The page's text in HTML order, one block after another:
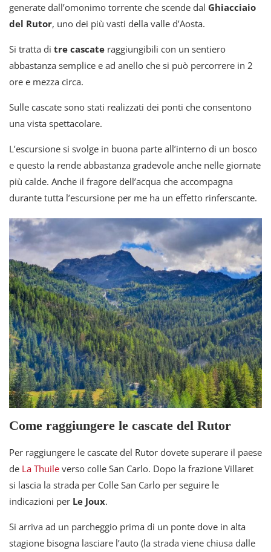
generate dall’omonimo torrente che scende dal Ghiacciaio
del Rutor, uno dei più vasti della valle d’Aosta.
Si tratta di tre cascate raggiungibili con un sentiero
abbastanza semplice e ad anello che si può percorrere in 2
ore e mezza circa.
Sulle cascate sono stati realizzati dei ponti che consentono
una vista spettacolare.
L’escursione si svolge in buona parte all’interno di un bosco
e questo la rende abbastanza gradevole anche nelle giornate
più calde. Anche il fragore dell’acqua che accompagna
durante tutta l’escursione per me ha un effetto rinferscante.
Come raggiungere le cascate del Rutor
Per raggiungere le cascate del Rutor dovete superare il paese
de La Thuile verso colle San Carlo. Dopo la frazione Villaret
si lascia la strada per Colle San Carlo per seguire le
indicazioni per Le Joux.
Si arriva ad un parcheggio prima di un ponte dove in alta
stagione bisogna lasciare l’auto (la strada viene chiusa dalle